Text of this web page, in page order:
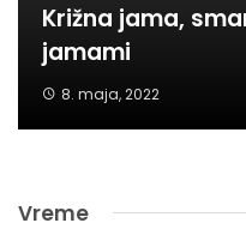
Križna jama,
jamami
8. maja, 2022
Vreme